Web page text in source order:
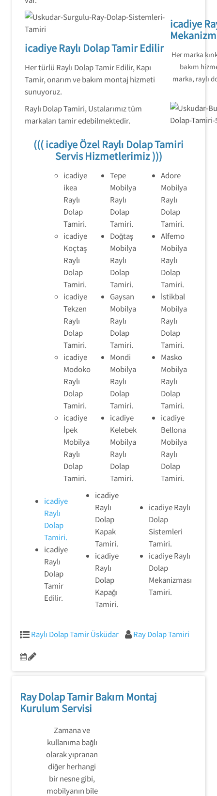
icadiye Raylı Dolap Tamir Edilir
Her türlü Raylı Dolap Tamir Edilir, Kapı
Tamir, onarım ve bakım montaj hizmeti
sunuyoruz.
Raylı Dolap Tamiri, Ustalarımız tüm
markaları tamir edebilmektedir.
icadiye
Her marka
bakım
marka, raylı
((( icadiye Özel Raylı Dolap Tamiri
Servis Hizmetlerimiz )))
icadiye
ikea
Raylı
Dolap
Tamiri.
icadiye
Koçtaş
Raylı
Dolap
Tamiri.
icadiye
Tekzen
Raylı
Dolap
Tamiri.
icadiye
Modoko
Raylı
Dolap
Tamiri.
icadiye
İpek
Mobilya
Raylı
Dolap
Tamiri.
Tepe
Mobilya
Raylı
Dolap
Tamiri.
Doğtaş
Mobilya
Raylı
Dolap
Tamiri.
Gaysan
Mobilya
Raylı
Dolap
Tamiri.
Mondi
Mobilya
Raylı
Dolap
Tamiri.
icadiye
Kelebek
Mobilya
Raylı
Dolap
Tamiri.
Adore
Mobilya
Raylı
Dolap
Tamiri.
Alfemo
Mobilya
Raylı
Dolap
Tamiri.
İstikbal
Mobilya
Raylı
Dolap
Tamiri.
Masko
Mobilya
Raylı
Dolap
Tamiri.
icadiye
Bellona
Mobilya
Raylı
Dolap
Tamiri.
icadiye
Raylı
Dolap
Tamiri.
icadiye
Raylı
Dolap
Tamir
Edilir.
icadiye
Raylı
Dolap
Kapak
Tamiri.
icadiye
Raylı
Dolap
Kapağı
Tamiri.
icadiye Raylı
Dolap
Sistemleri
Tamiri.
icadiye Raylı
Dolap
Mekanizması
Tamiri.
Raylı Dolap Tamir Üsküdar Ray Dolap Tamiri
Ray Dolap Tamir Bakım Montaj
Kurulum Servisi
Zamana ve
kullanıma bağlı
olarak yıpranan
diğer herhangi
bir nesne gibi,
mobilyanın bile